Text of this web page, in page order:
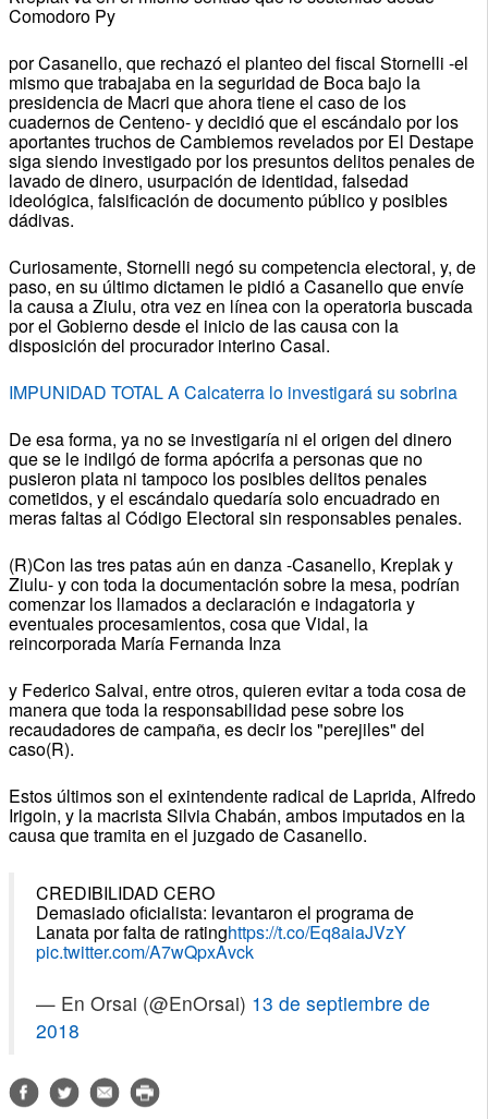
Comodoro Py
por Casanello, que rechazó el planteo del fiscal Stornelli -el
mismo que trabajaba en la seguridad de Boca bajo la
presidencia de Macri que ahora tiene el caso de los
cuadernos de Centeno- y decidió que el escándalo por los
aportantes truchos de Cambiemos revelados por El Destape
siga siendo investigado por los presuntos delitos penales de
lavado de dinero, usurpación de identidad, falsedad
ideológica, falsificación de documento público y posibles
dádivas.
Curiosamente, Stornelli negó su competencia electoral, y, de
paso, en su último dictamen le pidió a Casanello que envíe
la causa a Ziulu, otra vez en línea con la operatoria buscada
por el Gobierno desde el inicio de las causa con la
disposición del procurador interino Casal.
IMPUNIDAD TOTAL A Calcaterra lo investigará su sobrina
De esa forma, ya no se investigaría ni el origen del dinero
que se le indilgó de forma apócrifa a personas que no
pusieron plata ni tampoco los posibles delitos penales
cometidos, y el escándalo quedaría solo encuadrado en
meras faltas al Código Electoral sin responsables penales.
(R)Con las tres patas aún en danza -Casanello, Kreplak y
Ziulu- y con toda la documentación sobre la mesa, podrían
comenzar los llamados a declaración e indagatoria y
eventuales procesamientos, cosa que Vidal, la
reincorporada María Fernanda Inza
y Federico Salvai, entre otros, quieren evitar a toda cosa de
manera que toda la responsabilidad pese sobre los
recaudadores de campaña, es decir los "perejiles" del
caso(R).
Estos últimos son el exintendente radical de Laprida, Alfredo
Irigoin, y la macrista Silvia Chabán, ambos imputados en la
causa que tramita en el juzgado de Casanello.
CREDIBILIDAD CERO
Demasiado oficialista: levantaron el programa de
Lanata por falta de ratinghttps://t.co/Eq8aiaJVzY
pic.twitter.com/A7wQpxAvck
— En Orsai (@EnOrsai) 13 de septiembre de
2018